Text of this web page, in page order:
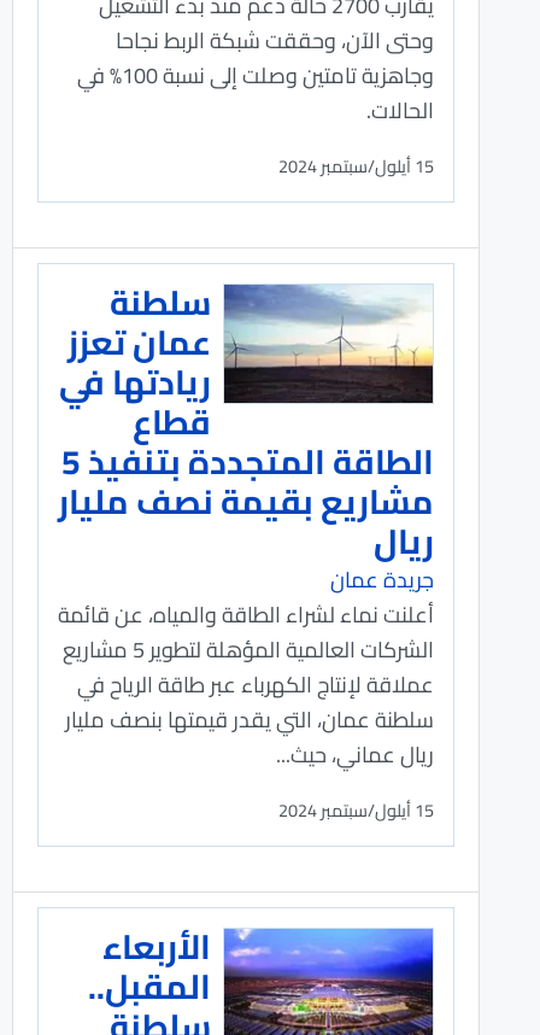
وحتى الآن، وحققت شبكة الربط نجاحا
وجاهزية تامتين وصلت إلى نسبة 100% في
الحالات.
15 أيلول/سبتمبر 2024
سلطنة
عمان تعزز
ريادتها في
قطاع
الطاقة المتجددة بتنفيذ 5
مشاريع بقيمة نصف مليار
ريال
جريدة عمان
أعلنت نماء لشراء الطاقة والمياه، عن قائمة
الشركات العالمية المؤهلة لتطوير 5 مشاريع
عملاقة لإنتاج الكهرباء عبر طاقة الرياح في
سلطنة عمان، التي يقدر قيمتها بنصف مليار
ريال عماني، حيث...
15 أيلول/سبتمبر 2024
الأربعاء
المقبل..